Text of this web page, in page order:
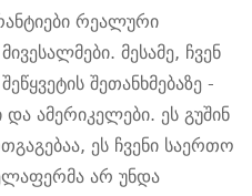
რეალური
მესამე, ჩვენ
შეთანხმებაზე -
ამერიკელები. ეს გუშინ
ეს ჩვენი საერთო
არ უნდა